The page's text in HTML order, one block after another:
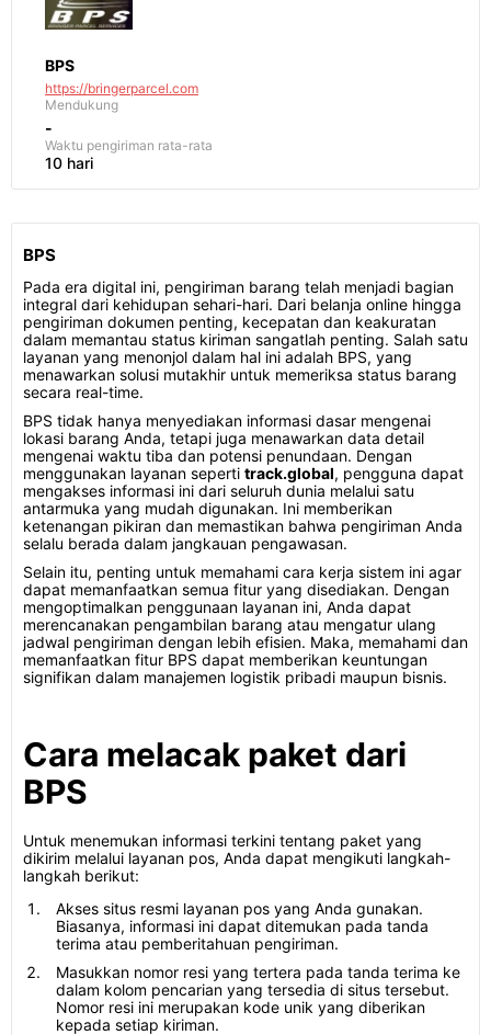
BPS
https://bringerparcel.com
Mendukung
-
Waktu pengiriman rata-rata
10 hari
BPS
Pada era digital ini, pengiriman barang telah menjadi bagian
integral dari kehidupan sehari-hari. Dari belanja online hingga
pengiriman dokumen penting, kecepatan dan keakuratan
dalam memantau status kiriman sangatlah penting. Salah satu
layanan yang menonjol dalam hal ini adalah BPS, yang
menawarkan solusi mutakhir untuk memeriksa status barang
secara real-time.
BPS tidak hanya menyediakan informasi dasar mengenai
lokasi barang Anda, tetapi juga menawarkan data detail
mengenai waktu tiba dan potensi penundaan. Dengan
menggunakan layanan seperti track.global, pengguna dapat
mengakses informasi ini dari seluruh dunia melalui satu
antarmuka yang mudah digunakan. Ini memberikan
ketenangan pikiran dan memastikan bahwa pengiriman Anda
selalu berada dalam jangkauan pengawasan.
Selain itu, penting untuk memahami cara kerja sistem ini agar
dapat memanfaatkan semua fitur yang disediakan. Dengan
mengoptimalkan penggunaan layanan ini, Anda dapat
merencanakan pengambilan barang atau mengatur ulang
jadwal pengiriman dengan lebih efisien. Maka, memahami dan
memanfaatkan fitur BPS dapat memberikan keuntungan
signifikan dalam manajemen logistik pribadi maupun bisnis.
Cara melacak paket dari
BPS
Untuk menemukan informasi terkini tentang paket yang
dikirim melalui layanan pos, Anda dapat mengikuti langkah-
langkah berikut:
Akses situs resmi layanan pos yang Anda gunakan.
Biasanya, informasi ini dapat ditemukan pada tanda
terima atau pemberitahuan pengiriman.
Masukkan nomor resi yang tertera pada tanda terima ke
dalam kolom pencarian yang tersedia di situs tersebut.
Nomor resi ini merupakan kode unik yang diberikan
kepada setiap kiriman.